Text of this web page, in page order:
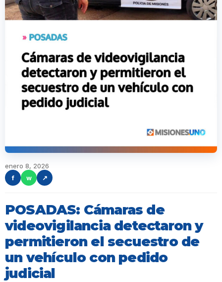
enero 8, 2026
f
w ↗
POSADAS: Cámaras de
videovigilancia detectaron y
permitieron el secuestro de
un vehículo con pedido
judicial